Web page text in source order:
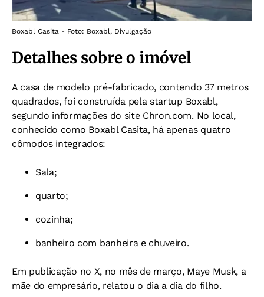
Boxabl Casita - Foto: Boxabl, Divulgação
Detalhes sobre o imóvel
A casa de modelo pré-fabricado, contendo 37 metros
quadrados, foi construída pela startup Boxabl,
segundo informações do site Chron.com. No local,
conhecido como Boxabl Casita, há apenas quatro
cômodos integrados:
Sala;
quarto;
cozinha;
banheiro com banheira e chuveiro.
Em publicação no X, no mês de março, Maye Musk, a
mãe do empresário, relatou o dia a dia do filho.